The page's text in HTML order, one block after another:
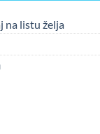
na listu želja